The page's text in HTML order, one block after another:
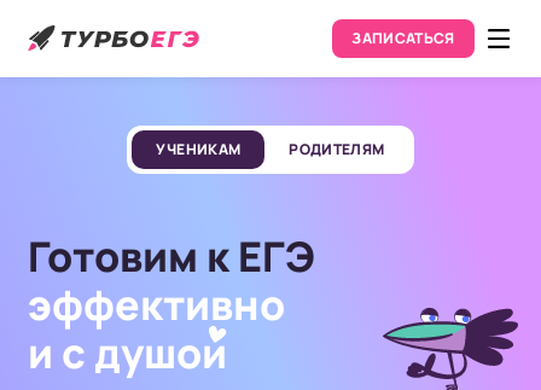
ЗАПИСАТЬСЯ
УЧЕНИКАМ РОДИТЕЛЯМ
Готовим к ЕГЭ
эффективно
и с душои